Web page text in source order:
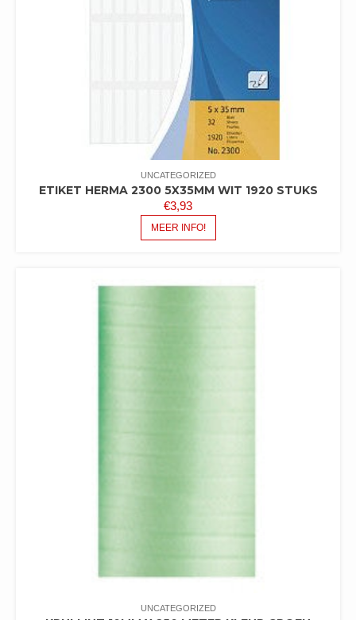
UNCATEGORIZED
ETIKET HERMA 2300 5X35MM WIT 1920 STUKS
€3,93
MEER INFO!
UNCATEGORIZED